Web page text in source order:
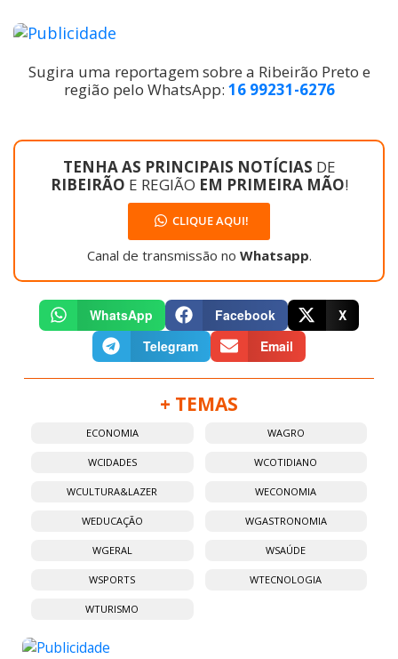
Sugira uma reportagem sobre a Ribeirão Preto e
região pelo WhatsApp: 16 99231-6276
TENHA AS PRINCIPAIS NOTÍCIAS DE
RIBEIRÃO E REGIÃO EM PRIMEIRA MÃO!
CLIQUE AQUI!
Canal de transmissão no Whatsapp.
WhatsApp Facebook
X
Telegram
Email
+ TEMAS
ECONOMIA WAGRO
WCIDADES WCOTIDIANO
WCULTURA&LAZER WECONOMIA
WEDUCAÇÃO WGASTRONOMIA
WGERAL WSAÚDE
WSPORTS WTECNOLOGIA
WTURISMO